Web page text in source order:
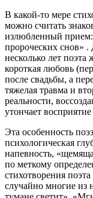
В какой-то мере
можно считать
излюбленный прием:
пророческих снов»
несколько лет
короткая любовь
после свадьбы, а
тяжелая травма и
реальности,
утончает
Эта особенность
психологическая
напевность,
по меткому
стихотворения
случайно многие из